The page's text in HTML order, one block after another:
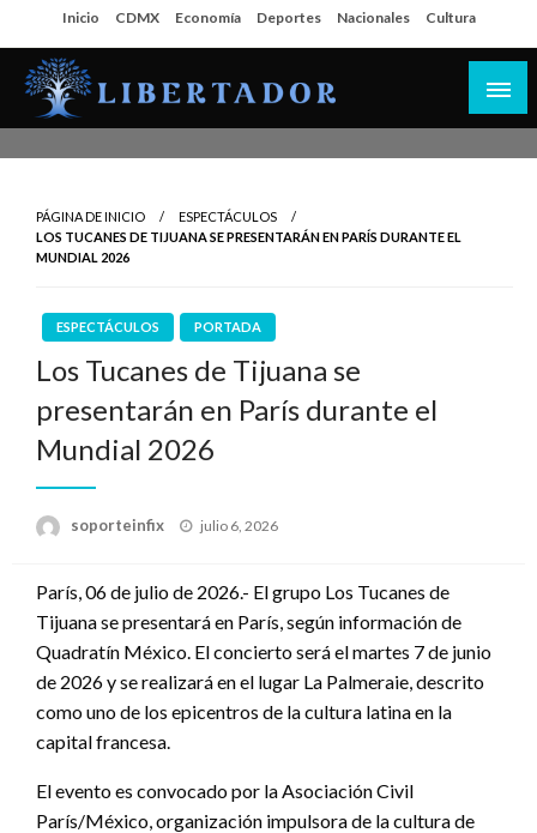
al
contenido
Inicio CDMX Economía Deportes Nacionales Cultura
PÁGINA DE INICIO
ESPECTÁCULOS
LOS TUCANES DE TIJUANA SE PRESENTARÁN EN PARÍS DURANTE EL
MUNDIAL 2026
ESPECTÁCULOS PORTADA
Los Tucanes de Tijuana se
presentarán en París durante el
Mundial 2026
soporteinfix
Publicado
julio 6, 2026
París, 06 de julio de 2026.- El grupo Los Tucanes de
Tijuana se presentará en París, según información de
Quadratín México. El concierto será el martes 7 de junio
de 2026 y se realizará en el lugar La Palmeraie, descrito
como uno de los epicentros de la cultura latina en la
capital francesa.
El evento es convocado por la Asociación Civil
París/México, organización impulsora de la cultura de